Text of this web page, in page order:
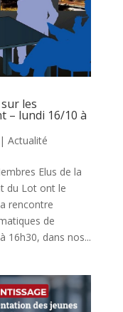
les
– lundi 16/10 à
| Actualité
Elus de la
du Lot ont le
rencontre
de
16h30, dans nos...